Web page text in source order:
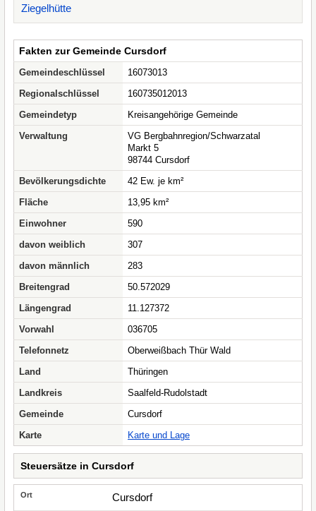
Ziegelhütte
Fakten zur Gemeinde Cursdorf
Gemeindeschlüssel
16073013
Regionalschlüssel
160735012013
Gemeindetyp
Kreisangehörige Gemeinde
Verwaltung
VG Bergbahnregion/Schwarzatal
Markt 5
98744 Cursdorf
Bevölkerungsdichte
42 Ew. je km²
Fläche
13,95 km²
Einwohner
590
davon weiblich
307
davon männlich
283
Breitengrad
50.572029
Längengrad
11.127372
Vorwahl
036705
Telefonnetz
Oberweißbach Thür Wald
Land
Thüringen
Landkreis
Saalfeld-Rudolstadt
Gemeinde
Cursdorf
Karte
Karte und Lage
Steuersätze in Cursdorf
Cursdorf